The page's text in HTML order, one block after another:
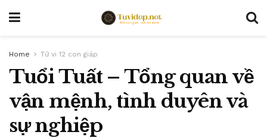
Home Tử vi 12 con giáp
Tuổi Tuất – Tổng quan về
vận mệnh, tình duyên và
sự nghiệp